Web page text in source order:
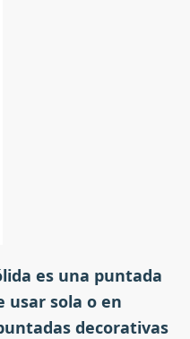
es una puntada
usar sola o en
decorativas